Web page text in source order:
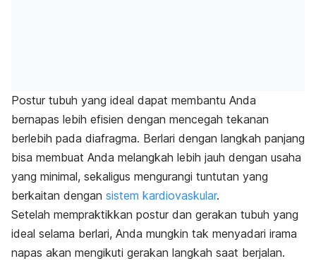
Postur tubuh yang ideal dapat membantu Anda
bernapas lebih efisien dengan mencegah tekanan
berlebih pada diafragma. Berlari dengan langkah panjang
bisa membuat Anda melangkah lebih jauh dengan usaha
yang minimal, sekaligus mengurangi tuntutan yang
berkaitan dengan sistem kardiovaskular.
Setelah mempraktikkan postur dan gerakan tubuh yang
ideal selama berlari, Anda mungkin tak menyadari irama
napas akan mengikuti gerakan langkah saat berjalan.